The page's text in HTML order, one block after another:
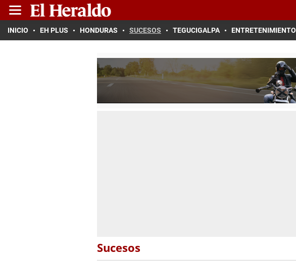
INICIO EH PLUS HONDURAS SUCESOS TEGUCIGALPA ENTRETENIMIENTO
Sucesos